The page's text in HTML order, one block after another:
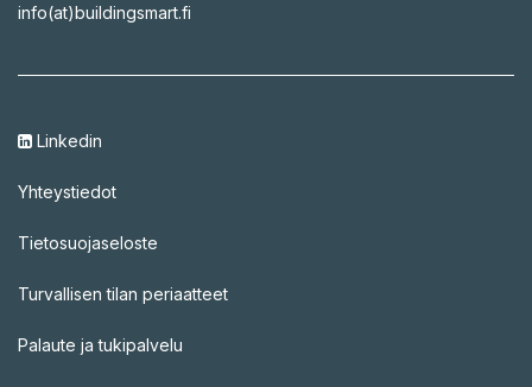
info(at)buildingsmart.fi
Linkedin
Yhteystiedot
Tietosuojaseloste
Turvallisen tilan periaatteet
Palaute ja tukipalvelu